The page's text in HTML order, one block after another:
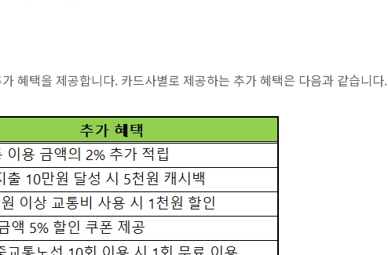
혜택을 제공합니다. 카드사별로 제공하는 추가 혜택은 다음과 같습니다.